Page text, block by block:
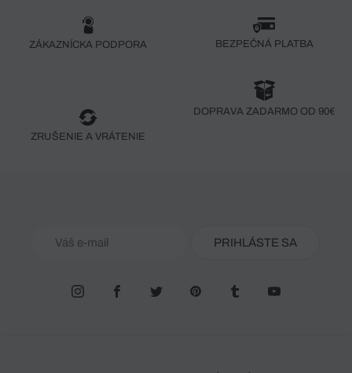
ZÁKAZNÍCKA PODPORA BEZPEČNÁ PLATBA
ZRUŠENIE A VRÁTENIE
DOPRAVA ZADARMO OD 90€
PRIHLÁSTE SA